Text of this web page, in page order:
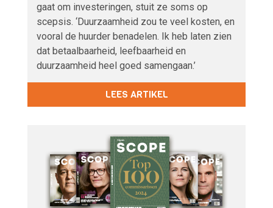
gaat om investeringen, stuit ze soms op
scepsis. ‘Duurzaamheid zou te veel kosten, en
vooral de huurder benadelen. Ik heb laten zien
dat betaalbaarheid, leefbaarheid en
duurzaamheid heel goed samengaan.’
LEES ARTIKEL